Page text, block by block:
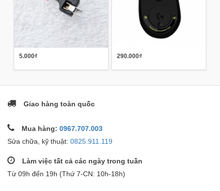
5.000₫ 290.000₫
Giao hàng toàn quốc
Mua hàng: 0967.707.003
Sửa chữa, kỹ thuật: 0825.911.119
Làm việc tất cả các ngày trong tuần
Từ 09h đến 19h (Thứ 7-CN: 10h-18h)